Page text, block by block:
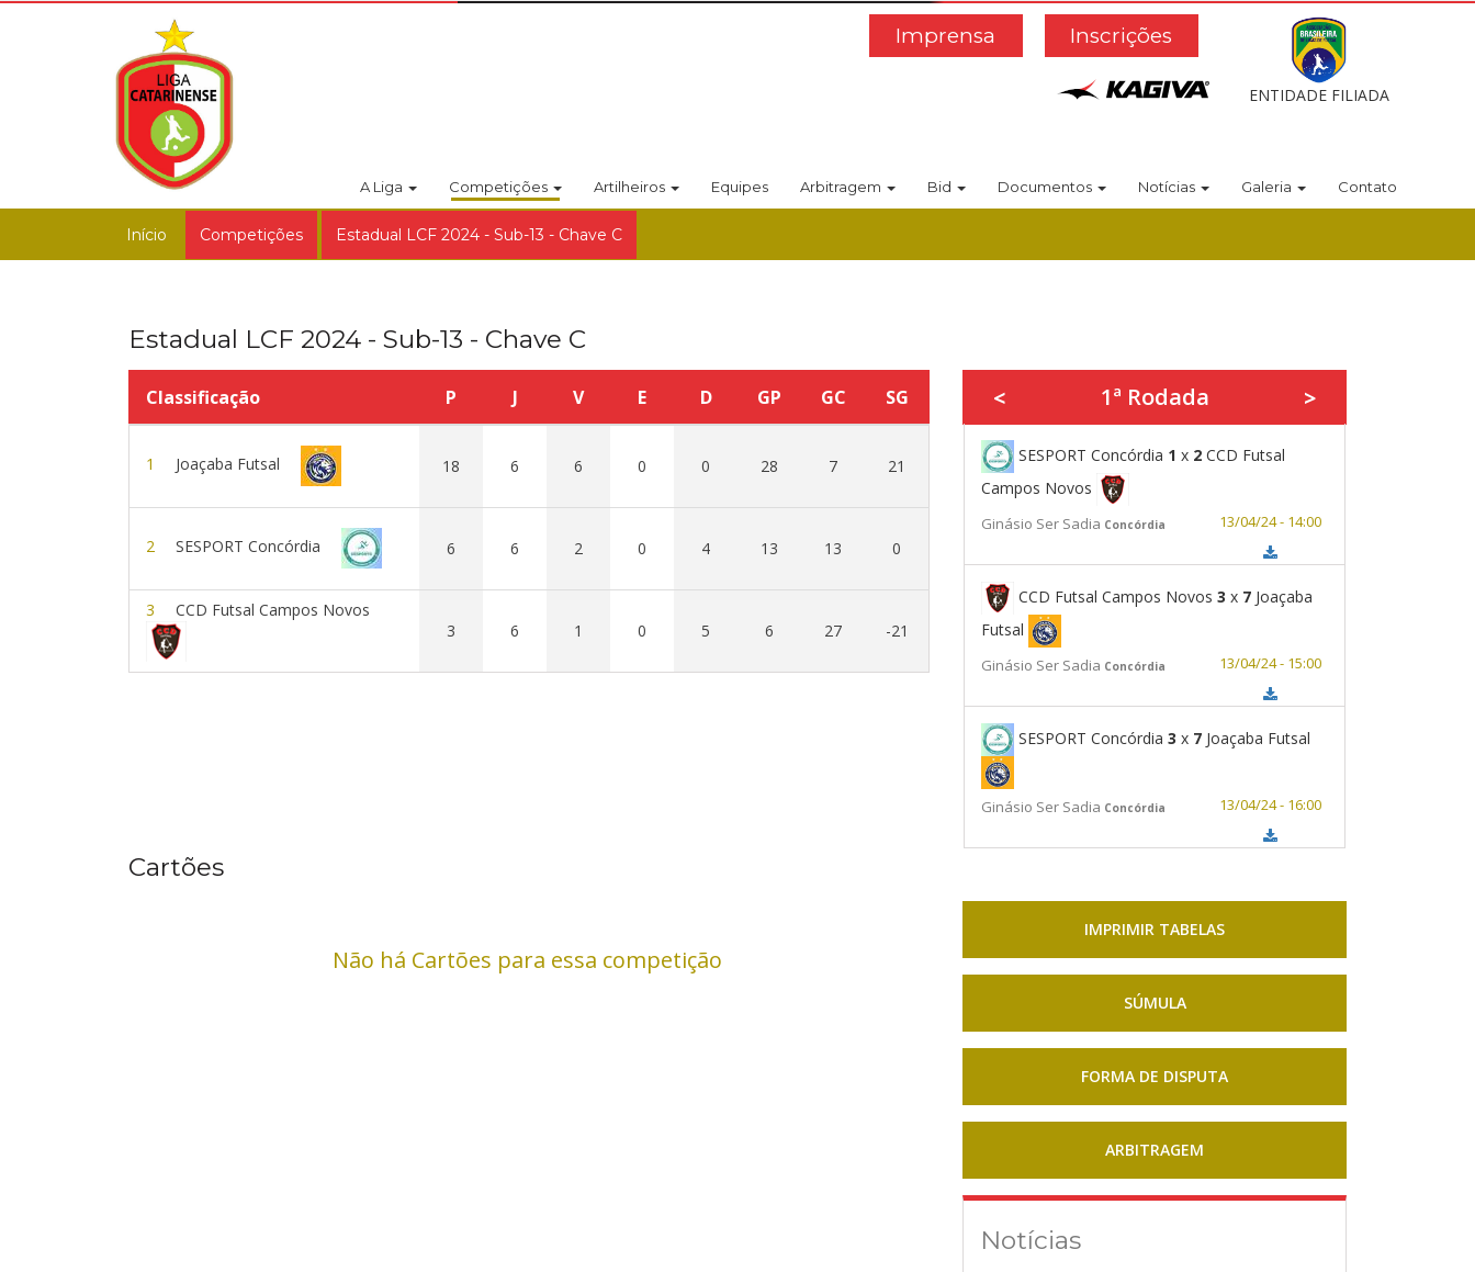
Inscrições
Imprensa
ENTIDADE FILIADA
A Liga Competições Artilheiros Equipes Arbitragem Bid Documentos Notícias Galeria Contato
Início Competições Estadual LCF 2024 - Sub-13 - Chave C
Estadual LCF 2024 - Sub-13 - Chave C
Classificação P J V E D GP GC SG
1 Joaçaba Futsal 18 6 6 0 0 28 7 21
2 SESPORT Concórdia 6 6 2 0 4 13 13 0
3
CCD Futsal Campos Novos
3
6 1 0 5 6 27 -21
< 1ª Rodada >
SESPORT Concórdia 1 x 2 CCD Futsal
Campos Novos
Ginásio Ser Sadia Concórdia 13/04/24 - 14:00
CCD Futsal Campos Novos 3 x 7 Joaçaba
Futsal
Ginásio Ser Sadia Concórdia 13/04/24 - 15:00
SESPORT Concórdia 3 x 7 Joaçaba Futsal
Ginásio Ser Sadia Concórdia 13/04/24 - 16:00
Cartões
Não há Cartões para essa competição
IMPRIMIR TABELAS
SÚMULA
FORMA DE DISPUTA
ARBITRAGEM
Notícias